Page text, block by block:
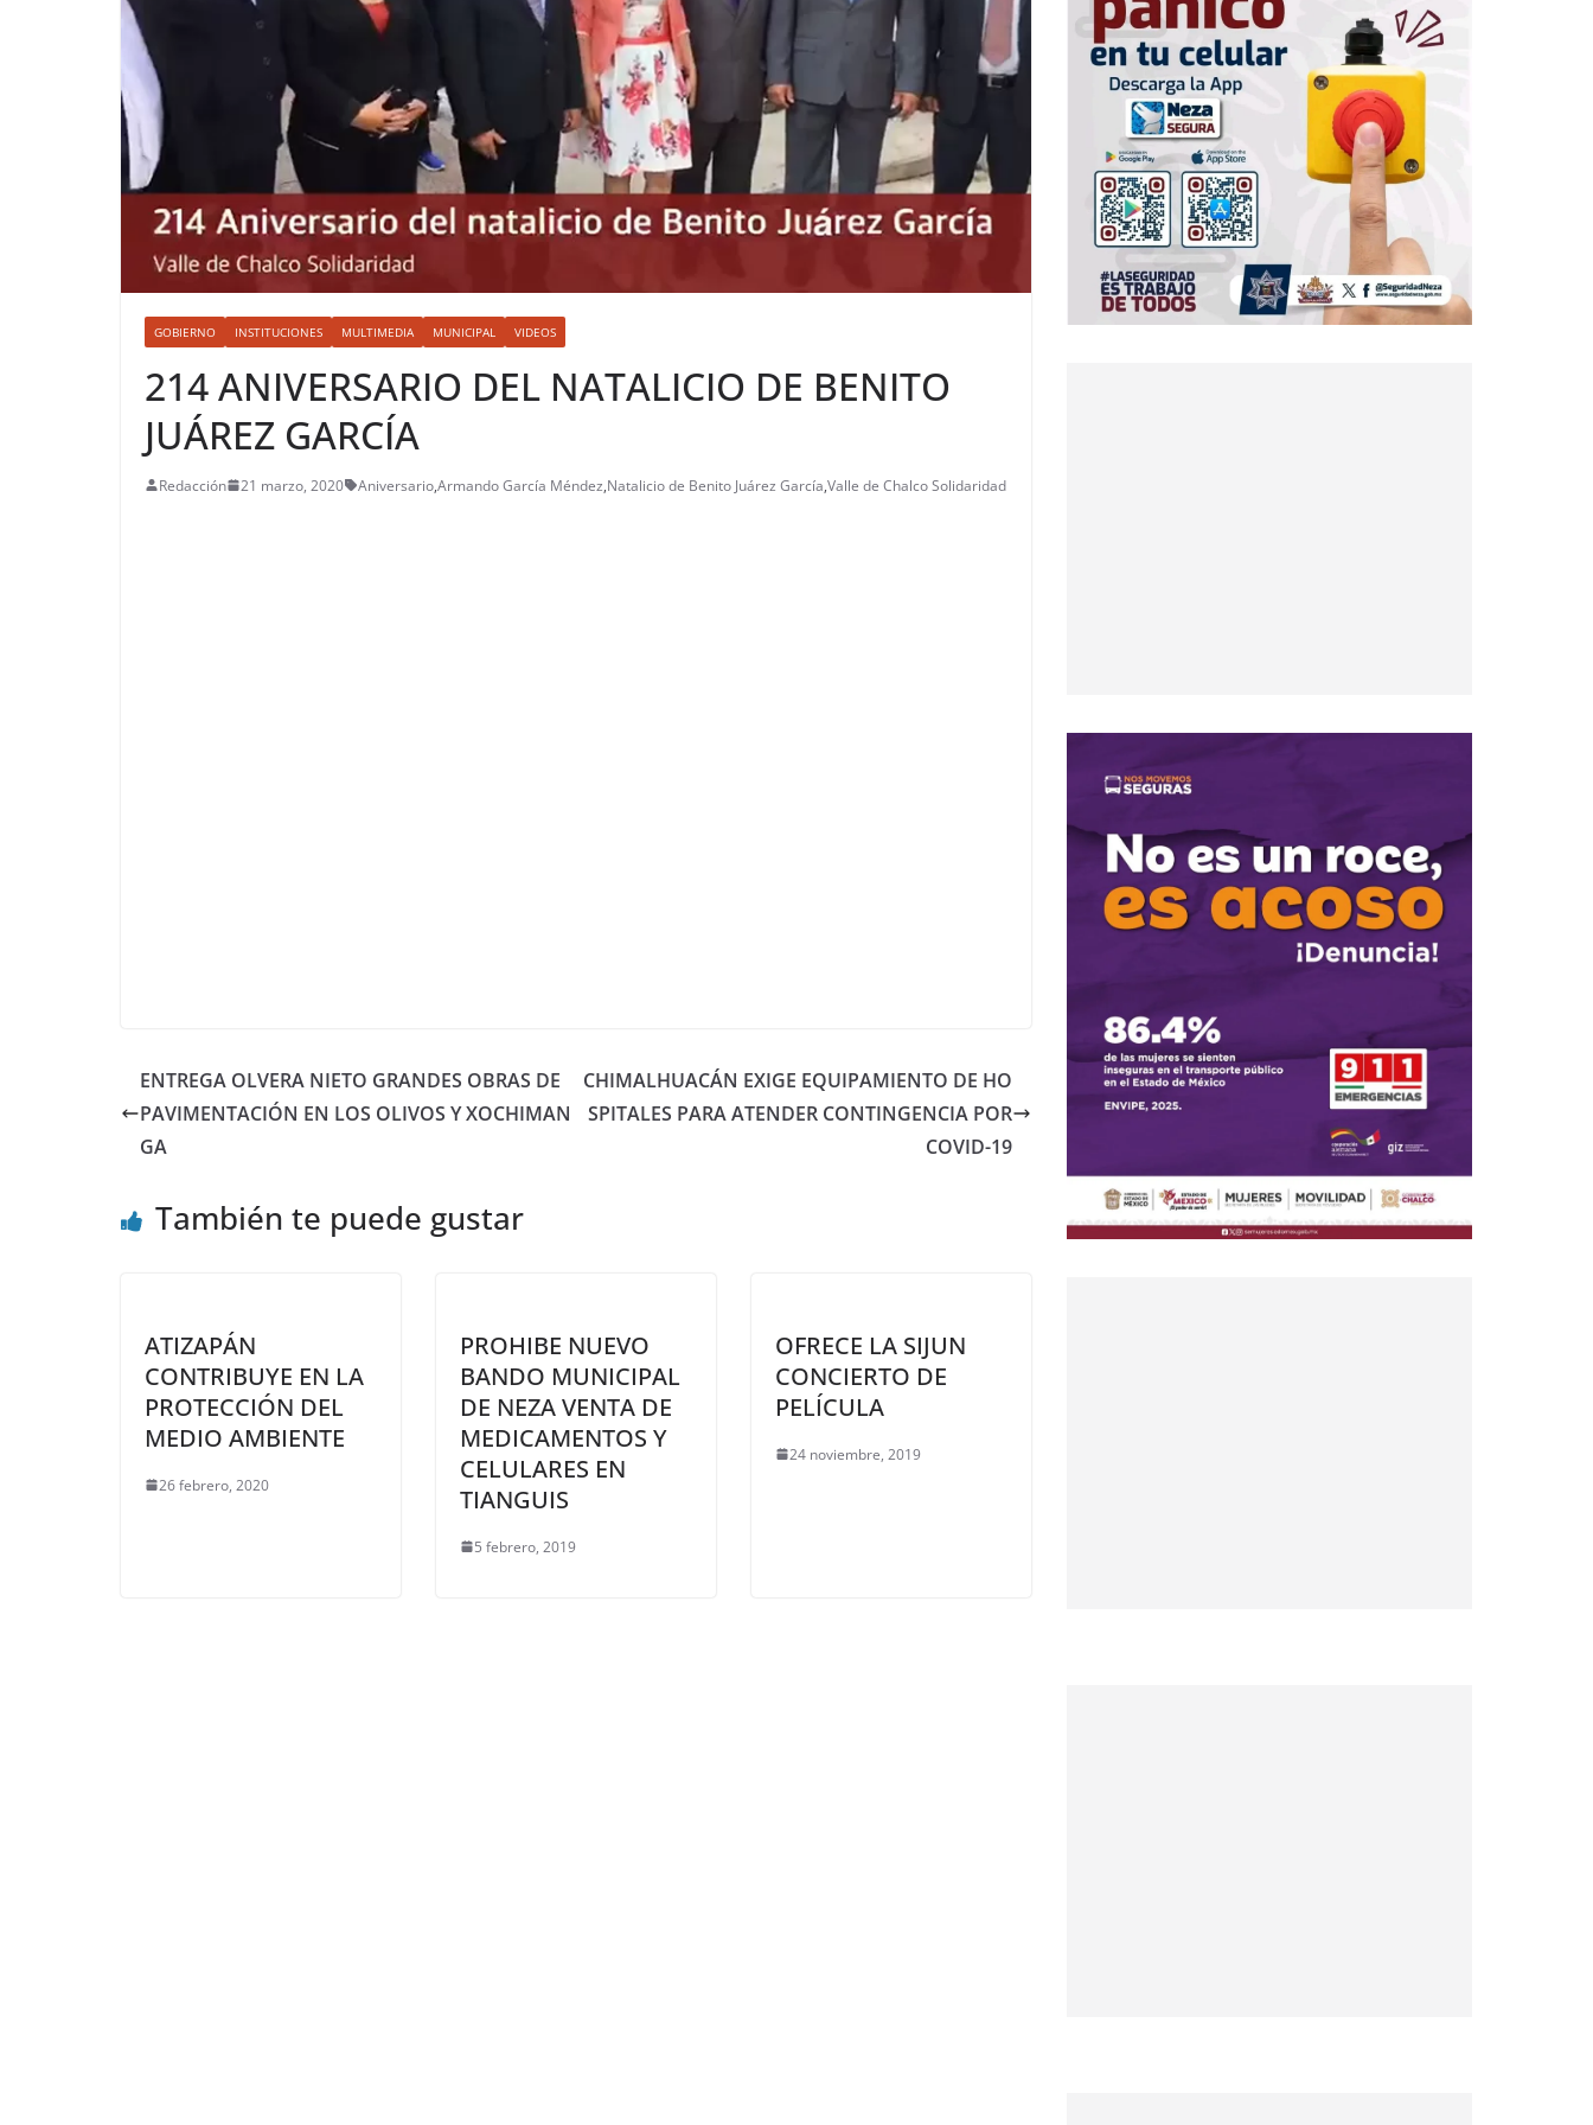
GOBIERNO INSTITUCIONES MULTIMEDIA MUNICIPAL VIDEOS
214 ANIVERSARIO DEL NATALICIO DE BENITO
JUÁREZ GARCÍA
Redacción 21 marzo, 2020 Aniversario,Armando García Méndez,Natalicio de Benito Juárez García,Valle de Chalco Solidaridad
ENTREGA OLVERA NIETO GRANDES OBRAS DE
PAVIMENTACIÓN EN LOS OLIVOS Y XOCHIMAN
GA
CHIMALHUACÁN EXIGE EQUIPAMIENTO DE HO
SPITALES PARA ATENDER CONTINGENCIA POR
COVID-19
También te puede gustar
ATIZAPÁN
CONTRIBUYE EN LA
PROTECCIÓN DEL
MEDIO AMBIENTE
26 febrero, 2020
PROHIBE NUEVO
BANDO MUNICIPAL
DE NEZA VENTA DE
MEDICAMENTOS Y
CELULARES EN
TIANGUIS
5 febrero, 2019
OFRECE LA SIJUN
CONCIERTO DE
PELÍCULA
24 noviembre, 2019